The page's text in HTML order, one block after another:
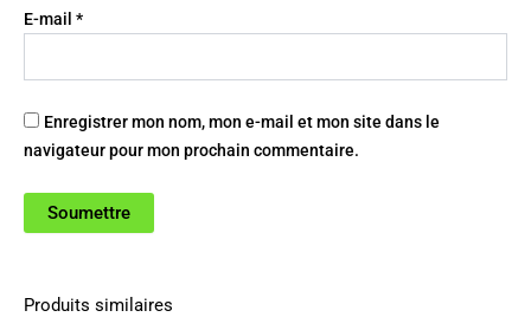
E-mail *
Enregistrer mon nom, mon e-mail et mon site dans le
navigateur pour mon prochain commentaire.
Produits similaires